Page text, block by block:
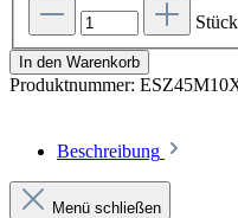
Stück
In den Warenkorb
Produktnummer:
Beschreibung
Menü schließen